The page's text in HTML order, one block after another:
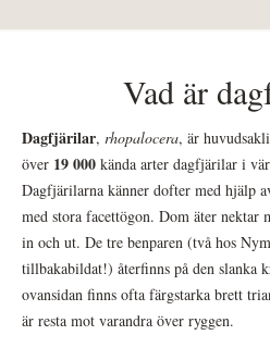
Vad är
Dagfjärilar, rhopalocera, är
över 19 000 kända arter dagfjärilar i
Dagfjärilarna känner dofter med hjälp
med stora facettögon. Dom äter nektar
in och ut. De tre benparen (två hos
tillbakabildat!) återfinns på den slanka
ovansidan finns ofta färgstarka brett
är resta mot varandra över ryggen.